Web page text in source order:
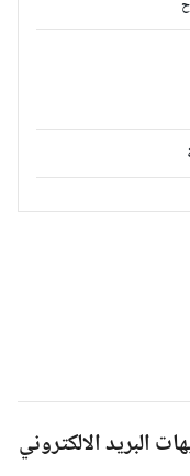
البريد الالكتروني